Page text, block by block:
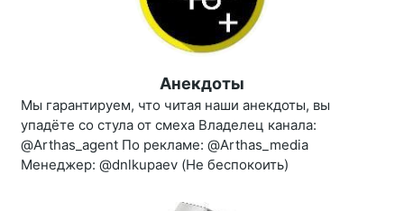
Анекдоты
Мы гарантируем, что читая наши анекдоты, вы
упадёте со стула от смеха Владелец канала:
@Arthas_agent По рекламе: @Arthas_media
Менеджер: @dnlkupaev (Не беспокоить)